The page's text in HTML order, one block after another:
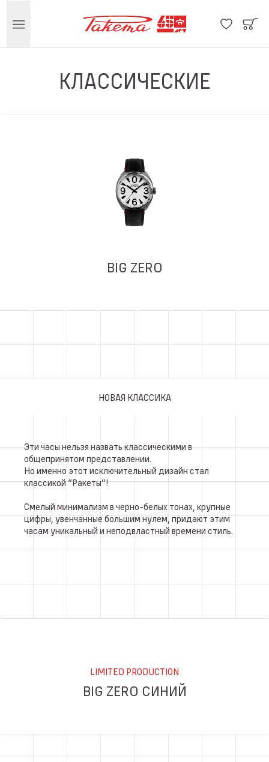
КЛАССИЧЕСКИЕ
BIG ZERO
НОВАЯ КЛАССИКА
Эти часы нельзя назвать классическими в
общепринятом представлении.
Но именно этот исключительный дизайн стал
классикой “Ракеты”!
Смелый минимализм в черно-белых тонах, крупные
цифры, увенчанные большим нулем, придают этим
часам уникальный и неподвластный времени стиль.
LIMITED PRODUCTION
BIG ZERO СИНИЙ